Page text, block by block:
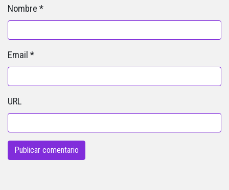
Nombre *
Email *
URL